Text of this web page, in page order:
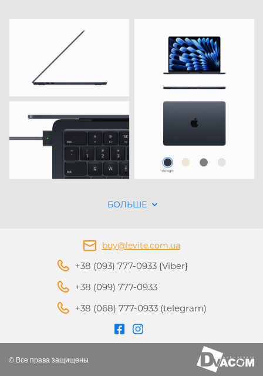
БОЛЬШЕ
buy@levite.com.ua
+38 (093) 777-0933 {Viber}
+38 (099) 777-0933
+38 (068) 777-0933 (telegram)
© Все права защищены